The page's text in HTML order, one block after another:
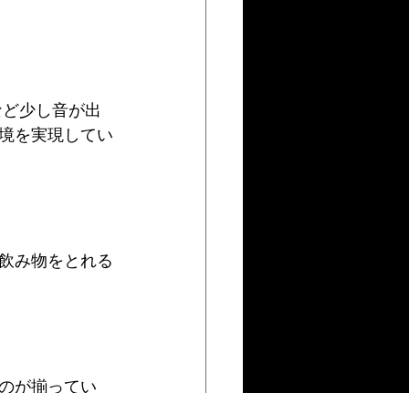
少し音が出
を実現してい
み物をとれる
が揃ってい